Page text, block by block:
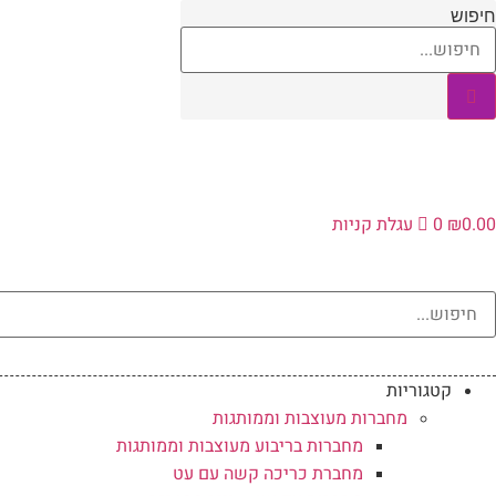
דלג
לתוכן
חיפוש
₪0.00
0 עגלת קניות
קטגוריות
מחברות מעוצבות וממותגות
מחברות בריבוע מעוצבות וממותגות
מחברת כריכה קשה עם עט